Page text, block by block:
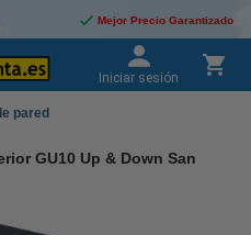
Mejor Precio Garantizado
Iniciar sesión
pared
GU10 Up & Down San